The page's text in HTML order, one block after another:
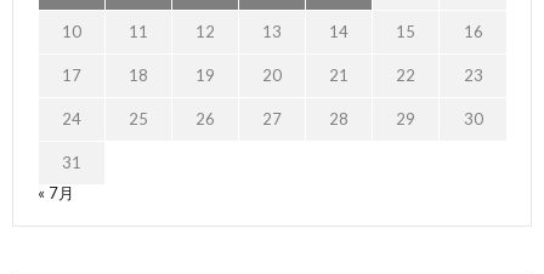
10 11 12 13 14 15 16
17 18 19 20 21 22 23
24 25 26 27 28 29 30
31
« 7月